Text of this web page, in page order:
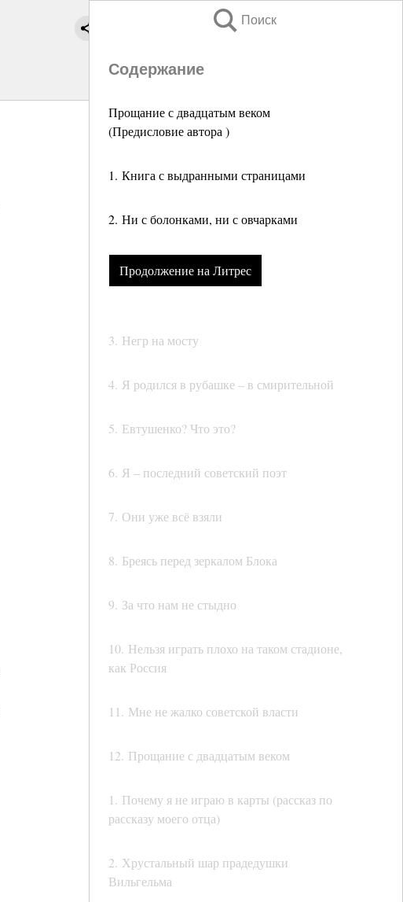
Поиск
Содержание
Прощание с двадцатым веком
(Предисловие автора )
1. Книга с выдранными страницами
2. Ни с болонками, ни с овчарками
Продолжение на Литрес
3. Негр на мосту
4. Я родился в рубашке – в смирительной
5. Евтушенко? Что это?
6. Я – последний советский поэт
7. Они уже всё взяли
8. Бреясь перед зеркалом Блока
9. За что нам не стыдно
10. Нельзя играть плохо на таком стадионе,
как Россия
11. Мне не жалко советской власти
12. Прощание с двадцатым веком
1. Почему я не играю в карты (рассказ по
рассказу моего отца)
2. Хрустальный шар прадедушки
Вильгельма